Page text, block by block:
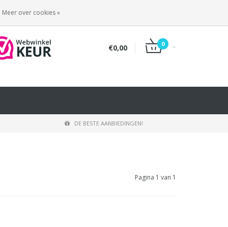
€0,00 0
DE BESTE AANBIEDINGEN!
Pagina 1 van 1
Meer over cookies »